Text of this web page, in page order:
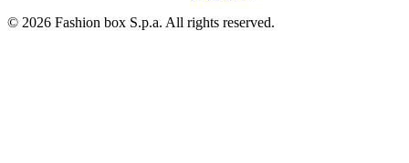
© 2026 Fashion box S.p.a. All rights reserved.